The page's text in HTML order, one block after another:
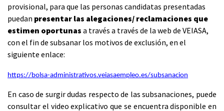
provisional, para que las personas candidatas presentadas
puedan presentar las alegaciones/ reclamaciones que
estimen oportunas a través a través de la web de VEIASA,
con el fin de subsanar los motivos de exclusión, en el
siguiente enlace:
https://bolsa-administrativos.veiasaempleo.es/subsanacion
En caso de surgir dudas respecto de las subsanaciones, puede
consultar el video explicativo que se encuentra disponible en